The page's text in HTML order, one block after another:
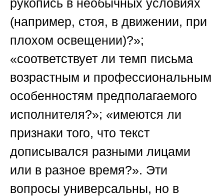
рукопись в необычных условиях
(например, стоя, в движении, при
плохом освещении)?»;
«соответствует ли темп письма
возрастным и профессиональным
особенностям предполагаемого
исполнителя?»; «имеются ли
признаки того, что текст
дописывался разными лицами
или в разное время?». Эти
вопросы универсальны, но в